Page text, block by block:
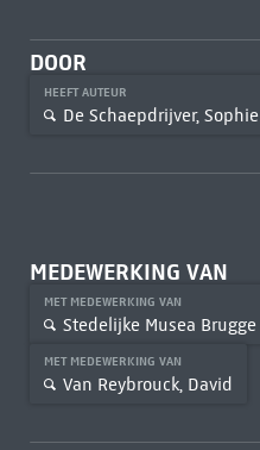
DOOR
HEEFT AUTEUR
De Schaepdrijver, Sophie
MEDEWERKING VAN
MET MEDEWERKING VAN
Stedelijke Musea Brugge
MET MEDEWERKING VAN
Van Reybrouck, David